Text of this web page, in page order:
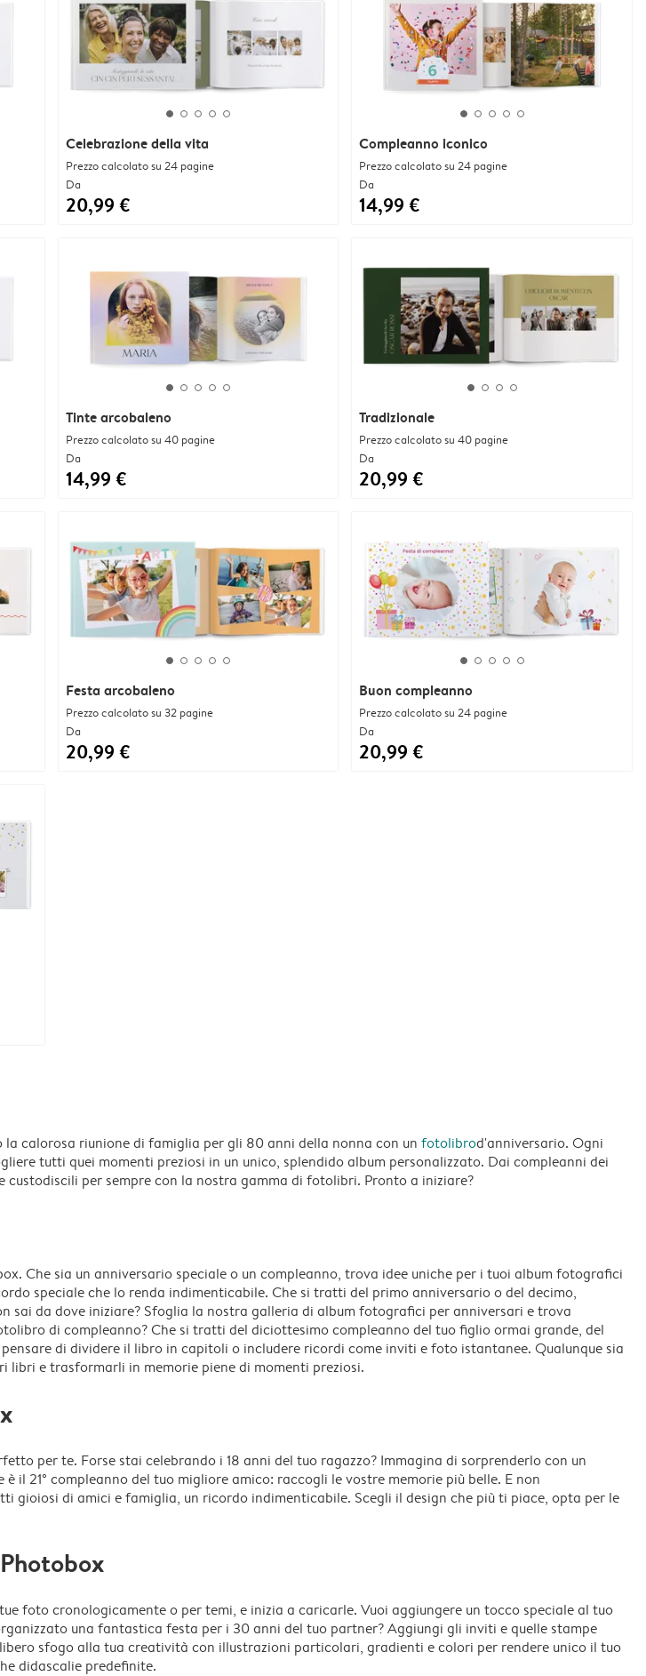
Celebrazione della vita
Prezzo calcolato su 24 pagine
Da
20,99 €
Compleanno iconico
Prezzo calcolato su 24 pagine
Da
14,99 €
Tinte arcobaleno
Prezzo calcolato su 40 pagine
Da
14,99 €
Tradizionale
Prezzo calcolato su 40 pagine
Da
20,99 €
Festa arcobaleno
Prezzo calcolato su 32 pagine
Da
20,99 €
Buon compleanno
Prezzo calcolato su 24 pagine
Da
20,99 €
calorosa riunione di famiglia per gli 80 anni della nonna con un fotolibrod'anniversario. Ogni
tutti quei momenti preziosi in un unico, splendido album personalizzato. Dai compleanni dei
per sempre con la nostra gamma di fotolibri. Pronto a iniziare?
Che sia un anniversario speciale o un compleanno, trova idee uniche per i tuoi album fotografici
speciale che lo renda indimenticabile. Che si tratti del primo anniversario o del decimo,
da dove iniziare? Sfoglia la nostra galleria di album fotografici per anniversari e trova
di compleanno? Che si tratti del diciottesimo compleanno del tuo figlio ormai grande, del
di dividere il libro in capitoli o includere ricordi come inviti e foto istantanee. Qualunque sia
e trasformarli in memorie piene di momenti preziosi.
per te. Forse stai celebrando i 18 anni del tuo ragazzo? Immagina di sorprenderlo con un
21° compleanno del tuo migliore amico: raccogli le vostre memorie più belle. E non
gioiosi di amici e famiglia, un ricordo indimenticabile. Scegli il design che più ti piace, opta per le
foto cronologicamente o per temi, e inizia a caricarle. Vuoi aggiungere un tocco speciale al tuo
una fantastica festa per i 30 anni del tuo partner? Aggiungi gli inviti e quelle stampe
sfogo alla tua creatività con illustrazioni particolari, gradienti e colori per rendere unico il tuo
didascalie predefinite.